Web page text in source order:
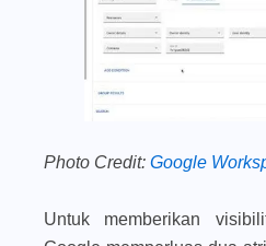
Photo Credit: Google
Untuk memberikan